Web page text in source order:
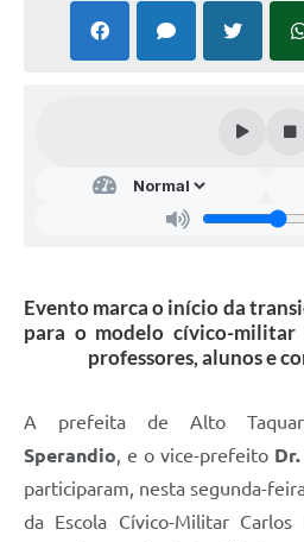
Evento marca o início da
para o modelo cívico-militar
professores, alunos e
A prefeita de Alto
Sperandio , e o vice-prefeito
participaram, nesta segunda-
da Escola Cívico-Militar